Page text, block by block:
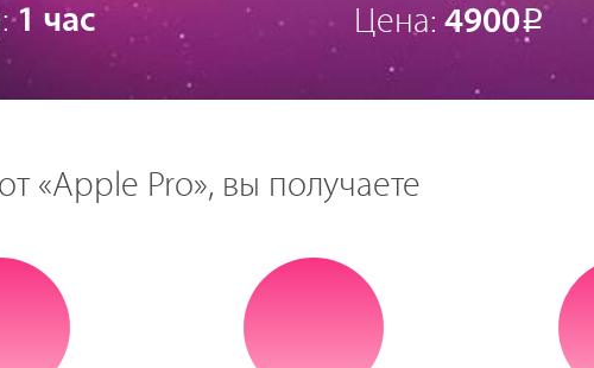
1 час Цена: 4900Р
«Apple Pro», вы получаете